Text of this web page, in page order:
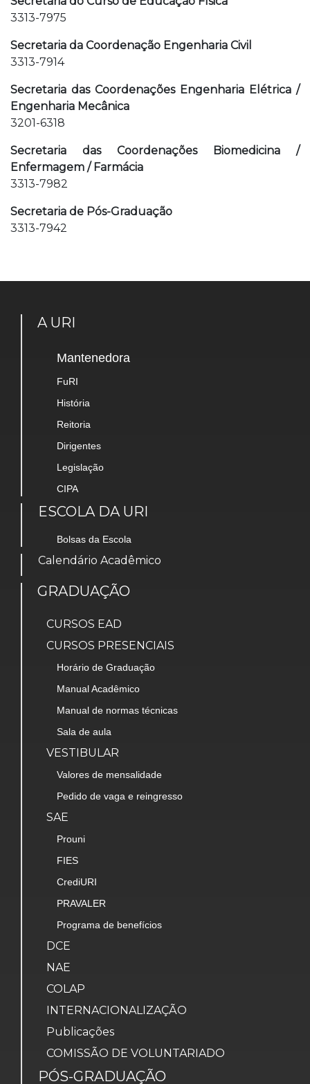
3313-7975
Secretaria da Coordenação Engenharia Civil
3313-7914
Secretaria das Coordenações Engenharia Elétrica /
Engenharia Mecânica
3201-6318
Secretaria das Coordenações Biomedicina /
Enfermagem / Farmácia
3313-7982
Secretaria de Pós-Graduação
3313-7942
A URI
Mantenedora
FuRI
História
Reitoria
Dirigentes
Legislação
CIPA
ESCOLA DA URI
Bolsas da Escola
Calendário Acadêmico
GRADUAÇÃO
CURSOS EAD
CURSOS PRESENCIAIS
Horário de Graduação
Manual Acadêmico
Manual de normas técnicas
Sala de aula
VESTIBULAR
Valores de mensalidade
Pedido de vaga e reingresso
SAE
Prouni
FIES
CrediURI
PRAVALER
Programa de benefícios
DCE
NAE
COLAP
INTERNACIONALIZAÇÃO
Publicações
COMISSÃO DE VOLUNTARIADO
PÓS-GRADUAÇÃO